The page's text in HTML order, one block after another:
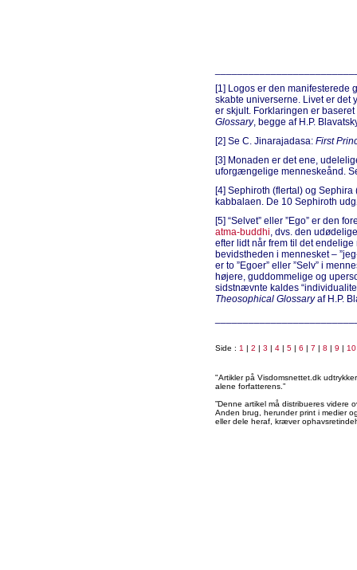
[1] Logos er den manifesterede
skabte universerne. Livet er det
er skjult. Forklaringen er
Glossary, begge af H.P.
[2] Se C. Jinarajadasa: First
[3] Monaden er det ene,
uforgængelige menneskeånd.
[4] Sephiroth (flertal) og
kabbalaen. De 10 Sephiroth
[5] “Selvet” eller ”Ego” er den
atma-buddhi, dvs. den
efter lidt når frem til det
bevidstheden i mennesket –
er to ”Egoer” eller ”Selv” i
højere, guddom­melige og
sidstnævnte kaldes
Theosophical Glossaryaf H.P.
Side : 1 | 2 | 3 | 4 | 5 | 6 | 7 | 8 | 9 | 10
"Artikler på Visdomsnettet.dk
alene forfatterens.”
”Denne artikel må distribueres videre
Anden brug, herunder print i medier
eller dele heraf, kræver